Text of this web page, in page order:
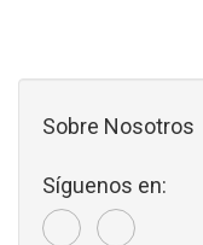
Sobre Nosotros
Síguenos en: